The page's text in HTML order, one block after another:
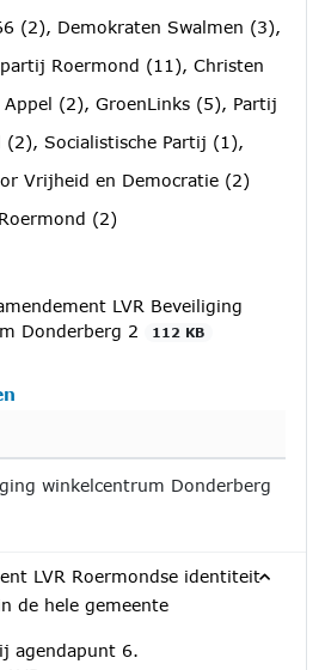
(2), Demokraten Swalmen (3),
Roermond (11), Christen
Appel (2), GroenLinks (5), Partij
(2), Socialistische Partij (1),
Vrijheid en Democratie (2)
(2)
LVR Beveiliging
Donderberg 2
112 KB
winkelcentrum Donderberg
LVR Roermondse identiteit
de hele gemeente
agendapunt 6.